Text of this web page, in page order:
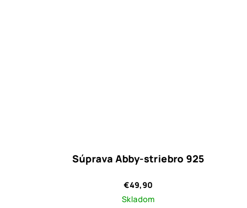
Súprava Abby-striebro 925
€49,90
Skladom